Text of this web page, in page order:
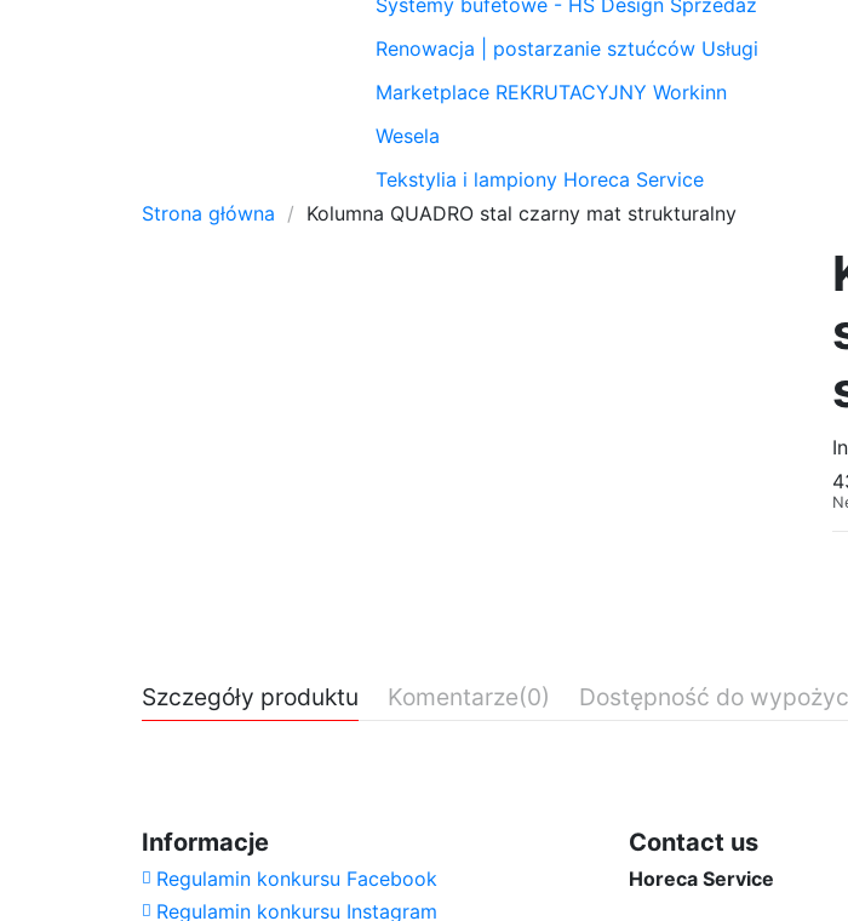
Systemy bufetowe - HS Design Sprzedaż
Renowacja | postarzanie sztućców Usługi
Marketplace REKRUTACYJNY Workinn
Wesela
Tekstylia i lampiony Horeca Service
Strona główna Kolumna QUADRO stal czarny mat strukturalny
Szczegóły produktu Komentarze(0) Dostępność do
Daily Rate (exc.) Standard Daily
Informacje
Regulamin konkursu Facebook
Regulamin konkursu Instagram
Contact us
Horeca Service